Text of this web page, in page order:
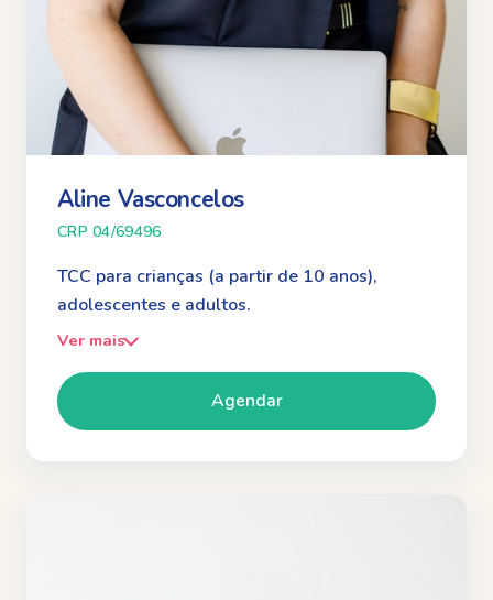
Aline Vasconcelos
CRP 04/69496
TCC para crianças (a partir de 10 anos),
adolescentes e adultos.
Ver mais
Agendar